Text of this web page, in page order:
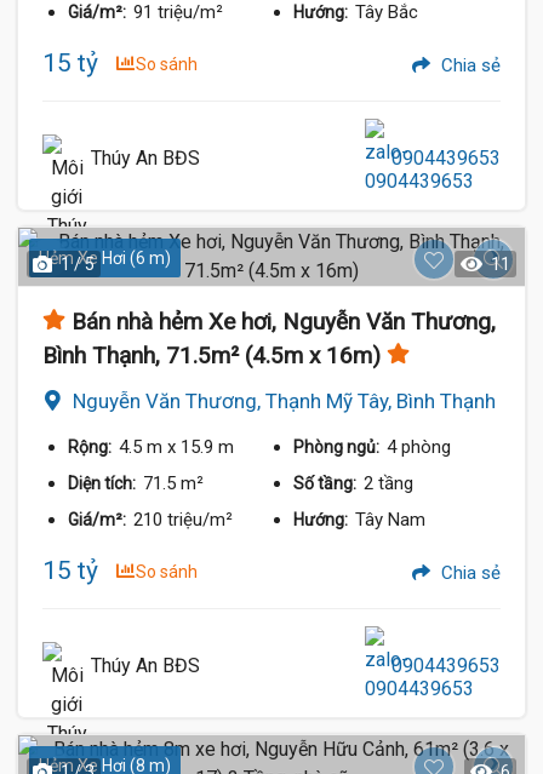
Giá/m²: 91 triệu/m² Hướng: Tây Bắc
15 tỷ So sánh Chia sẻ
Thúy An BĐS 0904439653
Hẻm Xe Hơi (6 m)
1 / 5 11
Bán nhà hẻm Xe hơi, Nguyễn Văn Thương,
Bình Thạnh, 71.5m² (4.5m x 16m)
Nguyễn Văn Thương, Thạnh Mỹ Tây, Bình Thạnh
Rộng: 4.5 m x 15.9 m Phòng ngủ: 4 phòng
Diện tích: 71.5 m² Số tầng: 2 tầng
Giá/m²: 210 triệu/m² Hướng: Tây Nam
15 tỷ So sánh Chia sẻ
Thúy An BĐS 0904439653
Hẻm Xe Hơi (8 m)